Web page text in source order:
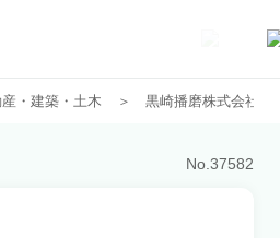
人一覧
・建築・土木 黒崎播磨株式会社
No.37582